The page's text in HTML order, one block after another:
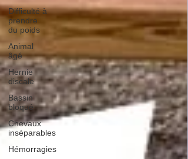
Difficulté à
prendre
du poids
Animal
âgé
Hernie
discale
Bassin
bloqué
Chevaux
inséparables
Hémorragies